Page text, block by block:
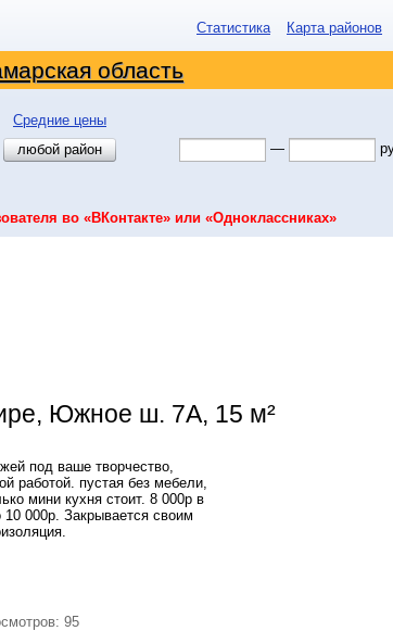
Статистика Карта районов
область
Средние цены
любой район —
во «ВКонтакте» или «Одноклассниках»
Южное ш. 7А, 15 м²
под ваше творчество,
работой. пустая без мебели,
мини кухня стоит. 8 000р в
000р. Закрывается своим
95